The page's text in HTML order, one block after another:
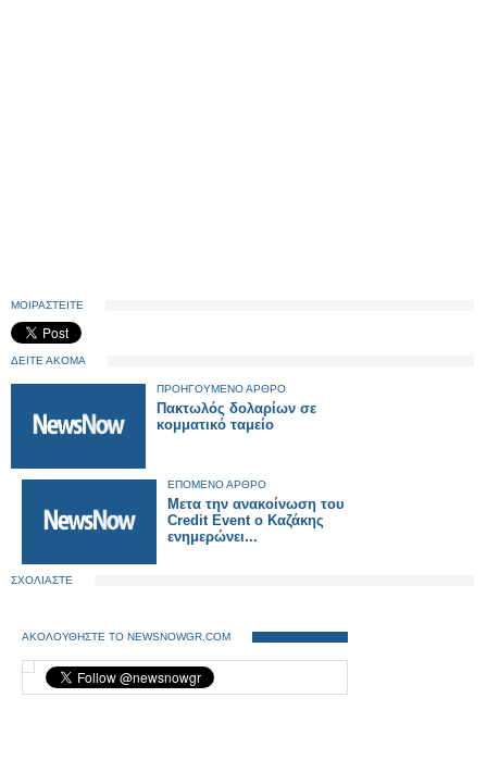
ΜΟΙΡΑΣΤΕΙΤΕ
ΔΕΙΤΕ ΑΚΟΜΑ
ΠΡΟΗΓΟΥΜΕΝΟ ΑΡΘΡΟ
Πακτωλός δολαρίων σε
κομματικό ταμείο
ΕΠΟΜΕΝΟ ΑΡΘΡΟ
Μετα την ανακοίνωση του
Credit Event ο Καζάκης
ενημερώνει...
ΣΧΟΛΙΑΣΤΕ
ΑΚΟΛΟΥΘΗΣΤΕ ΤΟ NEWSNOWGR.COM